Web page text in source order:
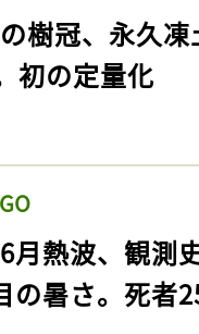
の樹冠、永久
初の定量化
6月熱波、観
の暑さ。死者